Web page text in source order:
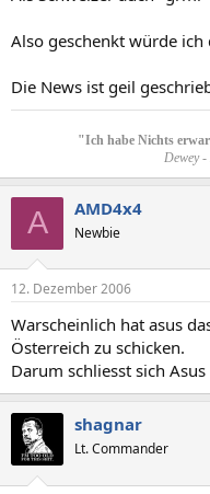
Also geschenkt würde
Die News ist geil
"Ich habe Nichts
Dewey
A AMD4x4
Newbie
12. Dezember 2006
Warscheinlich hat asus
Österreich zu schicken.
Darum schliesst sich
shagnar
Lt. Commander